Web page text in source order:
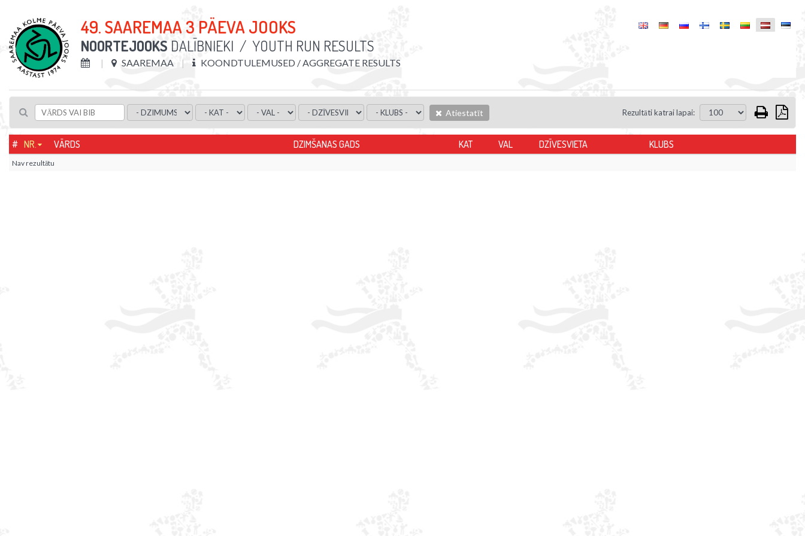
49. SAAREMAA 3 PÄEVA JOOKS
NOORTEJOOKS DALĪBNIEKI / YOUTH RUN RESULTS
SAAREMAA KOONDTULEMUSED / AGGREGATE RESULTS
Atiestatīt Rezultāti katrai lapai:
# NR. VĀRDS DZIMŠANAS GADS KAT VAL DZĪVESVIETA KLUBS
Nav rezultātu